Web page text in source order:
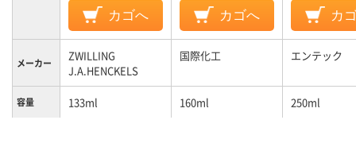
カゴへ カゴへ カ
メーカー
ZWILLING
J.A.HENCKELS
国際化工 エンテック
容量 133ml 160ml 250ml